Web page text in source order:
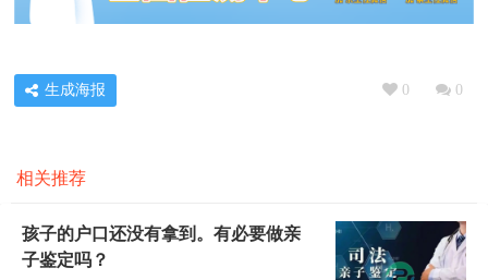
0 0
生成海报
相关推荐
孩子的户口还没有拿到。有必要做亲
子鉴定吗？